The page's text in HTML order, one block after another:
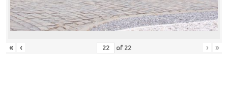
« ‹ of 22 › »